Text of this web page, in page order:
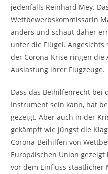
jedenfalls Reinhard Mey.
Wettbewerbskommissarin
anders und schaut daher
unter die Flügel. Angesichts
der Corona-Krise ringen die
Auslastung ihrer Flugzeuge.
Dass das Beihilfenrecht bei
Instrument sein kann, hat
gezeigt. Aber auch in der
gekämpft wie jüngst die
Corona-Beihilfen von
Europäischen Union
vor dem Einfluss